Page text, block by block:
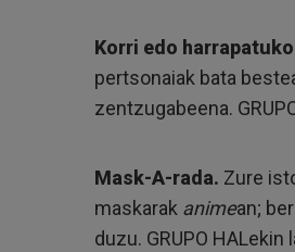
Korri edo
pertsonaiak bata
zentzugabeena.
Mask-A-rada. Zure
maskarak animean;
duzu. GRUPO HALekin